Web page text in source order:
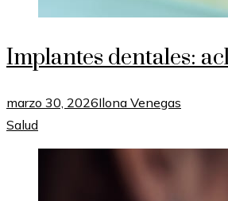
Implantes dentales:
marzo 30, 2026Ilona Venegas
Salud